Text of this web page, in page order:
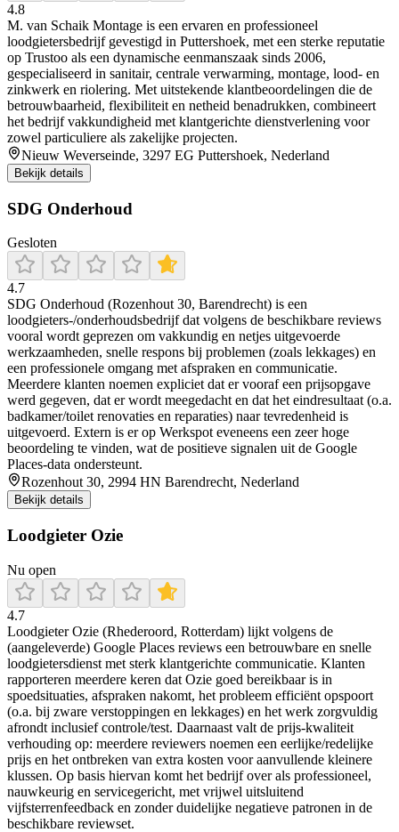
4.8
M. van Schaik Montage is een ervaren en professioneel
loodgietersbedrijf gevestigd in Puttershoek, met een sterke reputatie
op Trustoo als een dynamische eenmanszaak sinds 2006,
gespecialiseerd in sanitair, centrale verwarming, montage, lood- en
zinkwerk en riolering. Met uitstekende klantbeoordelingen die de
betrouwbaarheid, flexibiliteit en netheid benadrukken, combineert
het bedrijf vakkundigheid met klantgerichte dienstverlening voor
zowel particuliere als zakelijke projecten.
Nieuw Weverseinde, 3297 EG Puttershoek, Nederland
Bekijk details
SDG Onderhoud
Gesloten
4.7
SDG Onderhoud (Rozenhout 30, Barendrecht) is een
loodgieters-/onderhoudsbedrijf dat volgens de beschikbare reviews
vooral wordt geprezen om vakkundig en netjes uitgevoerde
werkzaamheden, snelle respons bij problemen (zoals lekkages) en
een professionele omgang met afspraken en communicatie.
Meerdere klanten noemen expliciet dat er vooraf een prijsopgave
werd gegeven, dat er wordt meegedacht en dat het eindresultaat (o.a.
badkamer/toilet renovaties en reparaties) naar tevredenheid is
uitgevoerd. Extern is er op Werkspot eveneens een zeer hoge
beoordeling te vinden, wat de positieve signalen uit de Google
Places-data ondersteunt.
Rozenhout 30, 2994 HN Barendrecht, Nederland
Bekijk details
Loodgieter Ozie
Nu open
4.7
Loodgieter Ozie (Rhederoord, Rotterdam) lijkt volgens de
(aangeleverde) Google Places reviews een betrouwbare en snelle
loodgietersdienst met sterk klantgerichte communicatie. Klanten
rapporteren meerdere keren dat Ozie goed bereikbaar is in
spoedsituaties, afspraken nakomt, het probleem efficiënt opspoort
(o.a. bij zware verstoppingen en lekkages) en het werk zorgvuldig
afrondt inclusief controle/test. Daarnaast valt de prijs-kwaliteit
verhouding op: meerdere reviewers noemen een eerlijke/redelijke
prijs en het ontbreken van extra kosten voor aanvullende kleinere
klussen. Op basis hiervan komt het bedrijf over als professioneel,
nauwkeurig en servicegericht, met vrijwel uitsluitend
vijfsterrenfeedback en zonder duidelijke negatieve patronen in de
beschikbare reviewset.